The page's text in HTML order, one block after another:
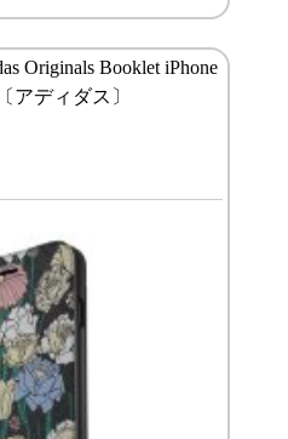
Originals Booklet iPhone
アディダス〕